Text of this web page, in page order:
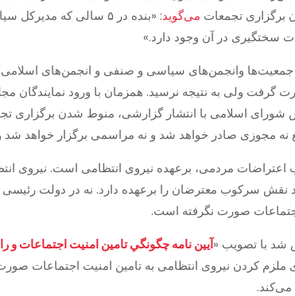
برگزاری تجمعات می‌گوید
: «بنده در ۵ سالی که
سختگیری در آن وجود دارد.»
جمعیت‌ها وانجمن‌های سیاسی و صنفی و انجمن‌های
ولی به نتیجه نرسید. همزمان با ورود نمایندگان
اسلامی با انتشار گزارشی، منوط شدن برگزاری
نه مجوزی صادر خواهد شد و نه مراسمی برگزار خواهد
مردمی، برعهده نیروی انتظامی است. نیروی
نقش سرکوب معترضان را برعهده دارد. نه در دولت
صورت نگرفته است.
شد با تصویب «آيين نامه چگونگي تامين امنيت اجتماعات و
کردن نیروی انتظامی به تامین امنیت اجتماعات
می‌کند.